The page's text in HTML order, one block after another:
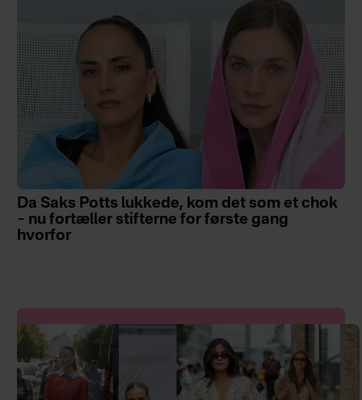
Da Saks Potts lukkede, kom det som et chok
– nu fortæller stifterne for første gang
hvorfor